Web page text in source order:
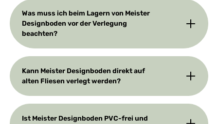
Was muss ich beim Lagern von Meister
Designboden vor der Verlegung
beachten?
Kann Meister Designboden direkt auf
alten Fliesen verlegt werden?
Ist Meister Designboden PVC-frei und